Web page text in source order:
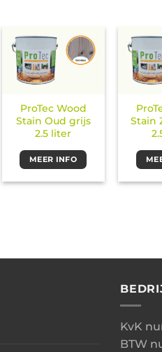
ProTec Wood
Stain Oud grijs
2.5 liter
MEER INFO
Stain
KvK
BTW